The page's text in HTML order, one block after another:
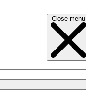
Close menu